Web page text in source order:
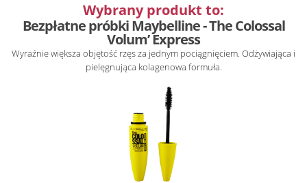
Wybrany produkt to:
Bezpłatne próbki Maybelline - The Colossal
Volum’ Express
Wyraźnie większa objętość rzęs za jednym pociągnięciem. Odżywiająca i
pielęgnująca kolagenowa formuła.